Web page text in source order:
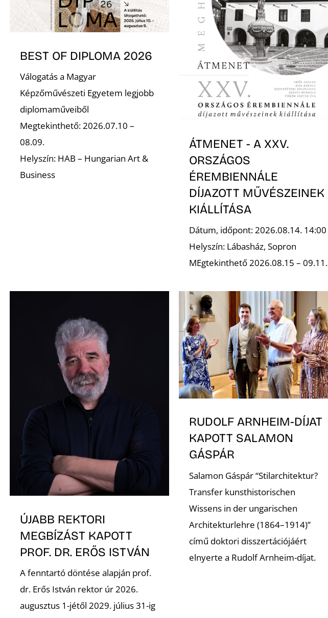
BEST OF DIPLOMA 2026
Válogatás a Magyar
Képzőművészeti Egyetem legjobb
diplomaműveiből
Megtekinthető: 2026.07.10 –
08.09.
Helyszín: HAB – Hungarian Art &
Business
ÁTMENET - A XXV.
ORSZÁGOS
ÉREMBIENNÁLE
DÍJAZOTT MŰVÉSZEINEK
KIÁLLÍTÁSA
Dátum, időpont: 2026.08.14. 14:00
Helyszín: Lábasház, Sopron
MEgtekinthető 2026.08.15 – 09.11.
ÚJABB REKTORI
MEGBÍZÁST KAPOTT
PROF. DR. ERŐS ISTVÁN
A fenntartó döntése alapján prof.
dr. Erős István rektor úr 2026.
augusztus 1-jétől 2029. július 31-ig
RUDOLF ARNHEIM-DÍJAT
KAPOTT SALAMON
GÁSPÁR
Salamon Gáspár “Stilarchitektur?
Transfer kunsthistorischen
Wissens in der ungarischen
Architekturlehre (1864–1914)”
című doktori disszertációjáért
elnyerte a Rudolf Arnheim-díjat.